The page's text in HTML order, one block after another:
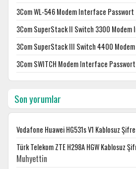
3Com WL-546 Modem Interface Passwort
3Com SuperStack II Switch 3300
3Com SuperStack III Switch 4400
3Com SWITCH Modem Interface Passwort
Son yorumlar
Vodafone Huawei HG531s V1 Kablosuz
Türk Telekom ZTE H298A HGW Kablosuz
Muhyettin